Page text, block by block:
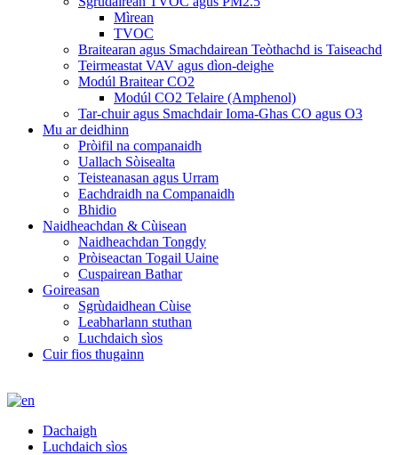
Mìrean
TVOC
Braitearan agus Smachdairean Teòthachd is Taiseachd
Teirmeastat VAV agus dìon-deighe
Modúl Braitear CO2
Modúl CO2 Telaire (Amphenol)
Tar-chuir agus Smachdair Ioma-Ghas CO agus O3
Mu ar deidhinn
Pròifil na companaidh
Uallach Sòisealta
Teisteanasan agus Urram
Eachdraidh na Companaidh
Bhidio
Naidheachdan & Cùisean
Naidheachdan Tongdy
Pròiseactan Togail Uaine
Cuspairean Bathar
Goireasan
Sgrùdaidhean Cùise
Leabharlann stuthan
Luchdaich sìos
Cuir fios thugainn
Dachaigh
Luchdaich sìos